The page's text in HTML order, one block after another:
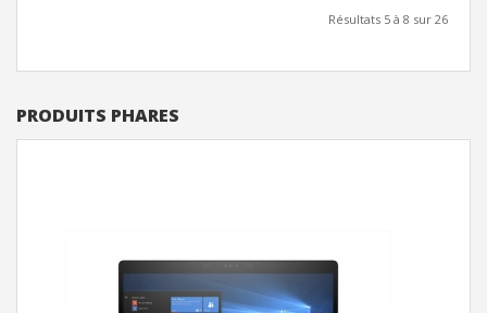
PRODUITS PHARES
Résultats 5 à 8 sur 26